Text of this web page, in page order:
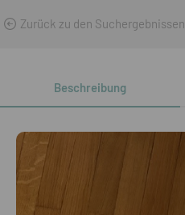
Zurück zu den Suchergebnissen
Beschreibung